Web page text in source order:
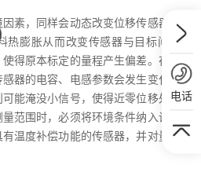
素，同样会动态改变位移传感器的有
膨胀从而改变传感器与目标间的间
得原本标定的量程产生偏差。在高湿
感器的电容、电感参数会发生变化，导
可能淹没小信号，使得近零位移处的测
范围时，必须将环境条件纳入设计裕
温度补偿功能的传感器，并对量程的
电话